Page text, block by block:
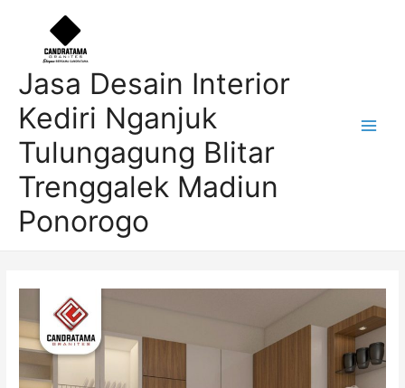
Jasa Desain Interior
Kediri Nganjuk
Tulungagung Blitar
Trenggalek Madiun
Ponorogo
navigation